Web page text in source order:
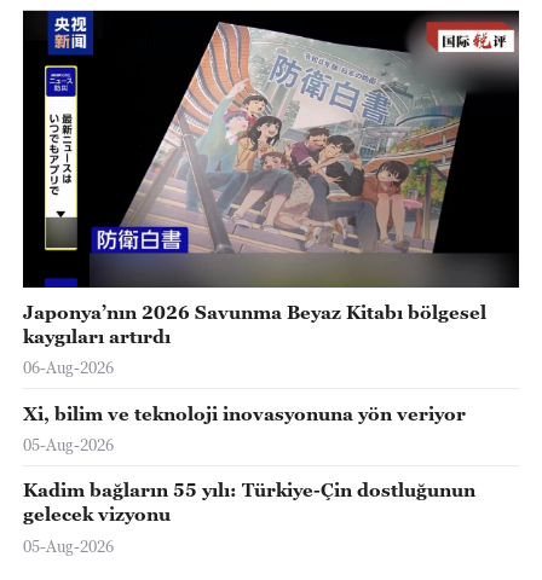
Japonya’nın 2026 Savunma Beyaz Kitabı bölgesel
kaygıları artırdı
06-Aug-2026
Xi, bilim ve teknoloji inovasyonuna yön veriyor
05-Aug-2026
Kadim bağların 55 yılı: Türkiye-Çin dostluğunun
gelecek vizyonu
05-Aug-2026